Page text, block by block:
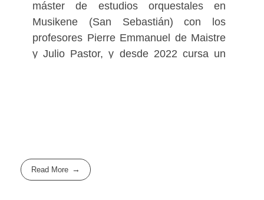
máster de estudios orquestales en
Musikene (San Sebastián) con los
profesores Pierre Emmanuel de Maistre
y Julio Pastor, y desde 2022 cursa un
Estudios Orquestales de la Fundación
Barenboim-Said con el profesor Lucian
Read More